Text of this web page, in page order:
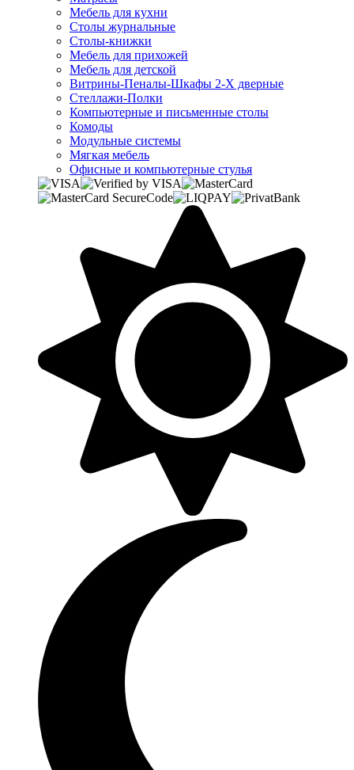
Мебель для кухни
Столы журнальные
Столы-книжки
Мебель для прихожей
Мебель для детской
Витрины-Пеналы-Шкафы 2-Х дверные
Стеллажи-Полки
Компьютерные и письменные столы
Комоды
Модульные системы
Мягкая мебель
Офисные и компьютерные стулья